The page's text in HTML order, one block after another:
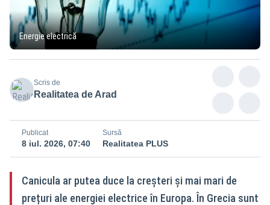
Energie electrică
Scris de
Realitatea de Arad
Publicat
8 iul. 2026, 07:40
Sursă
Realitatea PLUS
Canicula ar putea duce la creșteri și mai mari de
prețuri ale energiei electrice în Europa. În Grecia sunt